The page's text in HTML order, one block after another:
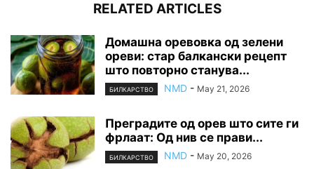
RELATED ARTICLES
Домашна оревовка од зелени
ореви: стар балкански рецепт
што повторно станува...
БИЛКАРСТВО NMD - May 21, 2026
Преградите од орев што сите ги
фрлаат: Од нив се прави...
БИЛКАРСТВО NMD - May 20, 2026